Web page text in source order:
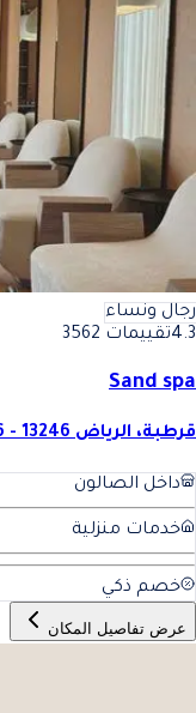
بحث
أفضل مساج استرخائي للجسم
أفضل مساج
رجال ونساء
4.3تقييمات 3562
Sand spa
قرطبة، الرياض 13246 - 13246 - الرياض - Saudi Arabia
داخل الصالون
خدمات منزلية
خصم ذكي
عرض تفاصيل المكان